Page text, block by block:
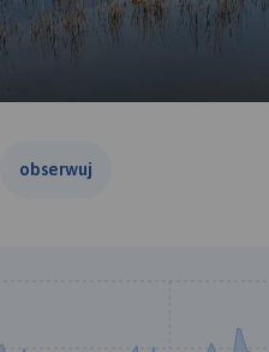
obserwuj